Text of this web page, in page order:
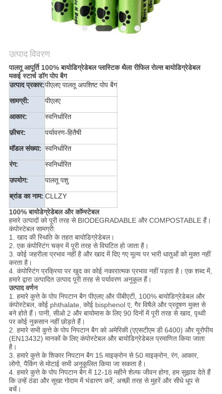
उत्पाद विवरण
पालतू आपूर्ति 100% बायोडिग्रेडेबल प्लास्टिक थैला रीफिल रोल्स बायोडिग्रेडेबल
मकई स्टार्च डॉग पोप बैग
उत्पाद प्रकार:पीएलए पालतू अपशिष्ट पोप बैग
सामग्री:
पीएलए
आकार:
स्वनिर्धारित
फ़ीचर:
पर्यावरण-हितैषी
मॉडल संख्या: स्वनिर्धारित
रंग:
स्वनिर्धारित
उपयोग:
पालतू पशु
ब्रांड का नाम: CLLZY
100% बायोडेग्रेडेबल और कॉम्स्टेबल
हमारे उत्पादों को पूरी तरह से BIODEGRADABLE और COMPOSTABLE हैं।
कंपोस्टेबल सामग्री:
1. खाद की स्थिति के तहत बायोडिग्रेडेबल।
2. एक कंपोस्टिंग चक्र में पूरी तरह से विघटित हो जाता है।
3. कोई जहरीला प्रभाव नहीं है और खाद में दिए गए मूल्य पर भारी धातुओं को मुक्त नहीं
करता है।
4. कंपोस्टिंग प्रक्रिया पर खुद का कोई नकारात्मक प्रभाव नहीं पड़ता है। एक शब्द में,
हमारे द्वारा उत्पादित उत्पाद पूरी तरह से पर्यावरण अनुकूल हैं।
उत्पाद वर्णन
1. हमारे कुत्ते के पोप निपटान बैग पीएलए और पीबीएटी, 100% बायोडिग्रेडेबल और
कंपोस्टेबल, कोई phthalate, कोई bisphenol ए, गैर विषैले और प्रदूषण मुक्त से
बने होते हैं। पानी, सीओ 2 और बायोमास के लिए 90 दिनों में पूरी तरह से खाद, पृथ्वी
पर कोई नुकसान नहीं छोड़ते हैं।
2. हमारे सभी कुत्ते के पोप निपटान बैग को अमेरिकी (एएसटीएम डी 6400) और यूरोपीय
(EN13432) मानकों के लिए कंपोस्टेबल और बायोडिग्रेडेबल प्रमाणित किया जाता
है।
3. हमारे कुत्ते के शिकार निपटान बैग 15 माइक्रोन से 50 माइक्रोन, रंग, आकार,
लोगो, पैकिंग से मोटाई सभी अनुकूलित किया जा सकता है।
4. हमारे कुत्ते के पोप निपटान बैग में 12-18 महीने शेल्फ जीवन होगा, हम सुझाव देते हैं
कि उन्हें ठंडा और सूखा गोदाम में भंडारण करें, अच्छी तरह से मुहरें और सीधे धूप से
बचें।